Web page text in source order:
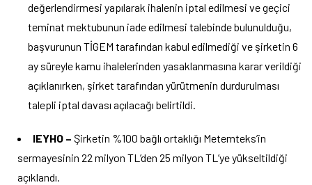
değerlendirmesi yapılarak ihalenin iptal edilmesi ve geçici
teminat mektubunun iade edilmesi talebinde bulunulduğu,
başvurunun TİGEM tarafından kabul edilmediği ve şirketin 6
ay süreyle kamu ihalelerinden yasaklanmasına karar verildiği
açıklanırken, şirket tarafından yürütmenin durdurulması
talepli iptal davası açılacağı belirtildi.
IEYHO – Şirketin %100 bağlı ortaklığı Metemteks’in
sermayesinin 22 milyon TL’den 25 milyon TL’ye yükseltildiği
açıklandı.